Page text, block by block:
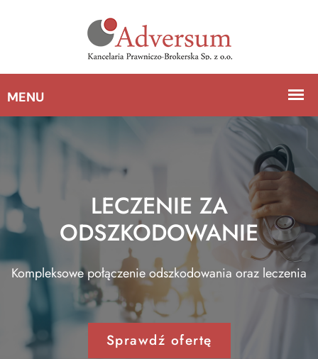
LECZENIE ZA
ODSZKODOWANIE
Kompleksowe połączenie odszkodowania oraz leczenia
Sprawdź ofertę